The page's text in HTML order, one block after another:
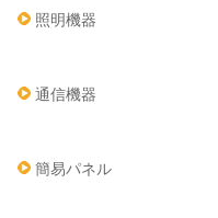
照明機器
通信機器
簡易パネル